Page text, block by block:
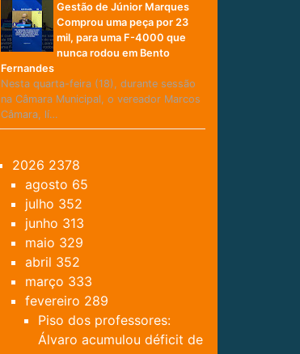
Gestão de Júnior Marques
Comprou uma peça por 23
mil, para uma F-4000 que
nunca rodou em Bento
Fernandes
Nesta quarta-feira (18), durante sessão
na Câmara Municipal, o vereador Marcos
Câmara, lí…
2026 2378
agosto 65
julho 352
junho 313
maio 329
abril 352
março 333
fevereiro 289
Piso dos professores:
Álvaro acumulou déficit de